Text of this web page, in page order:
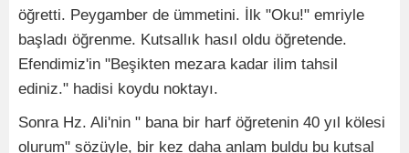
öğretti. Peygamber de ümmetini. İlk "Oku!" emriyle
başladı öğrenme. Kutsallık hasıl oldu öğretende.
Efendimiz'in "Beşikten mezara kadar ilim tahsil
ediniz." hadisi koydu noktayı.
Sonra Hz. Ali'nin " bana bir harf öğretenin 40 yıl kölesi
olurum" sözüyle, bir kez daha anlam buldu bu kutsal